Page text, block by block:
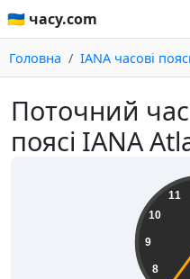
🇺🇦 часу.com
Головна IANA часові
Поточний
поясі IANA
8
9
10
11